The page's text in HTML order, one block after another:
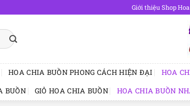
Giới thiệu Shop
HOA CHIA BUỒN PHONG CÁCH HIỆN ĐẠI
HOA
BUỒN GIỎ HOA CHIA BUỒN HOA CHIA BUỒN